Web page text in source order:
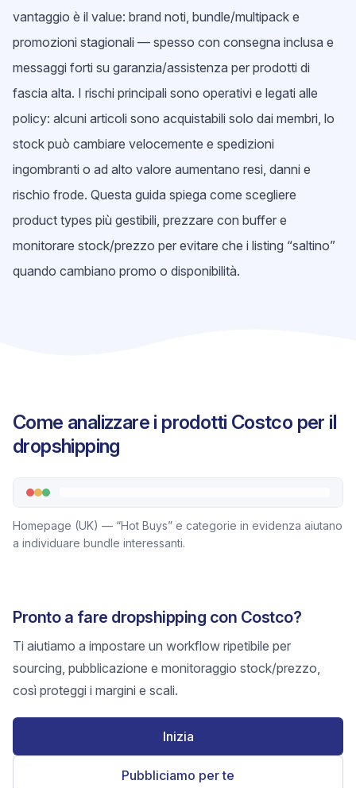
vantaggio è il value: brand noti, bundle/multipack e
promozioni stagionali — spesso con consegna inclusa e
messaggi forti su garanzia/assistenza per prodotti di
fascia alta. I rischi principali sono operativi e legati alle
policy: alcuni articoli sono acquistabili solo dai membri, lo
stock può cambiare velocemente e spedizioni
ingombranti o ad alto valore aumentano resi, danni e
rischio frode. Questa guida spiega come scegliere
product types più gestibili, prezzare con buffer e
monitorare stock/prezzo per evitare che i listing “saltino”
quando cambiano promo o disponibilità.
Come analizzare i prodotti Costco per il
dropshipping
Homepage (UK) — “Hot Buys” e categorie in evidenza aiutano
a individuare bundle interessanti.
Pronto a fare dropshipping con Costco?
Ti aiutiamo a impostare un workflow ripetibile per
sourcing, pubblicazione e monitoraggio stock/prezzo,
così proteggi i margini e scali.
Inizia
Pubbliciamo per te